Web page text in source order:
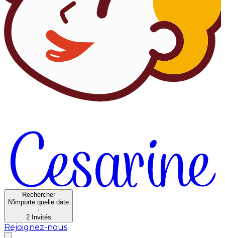
Rechercher
N'importe quelle date
·
2 Invités
Rejoignez-nous